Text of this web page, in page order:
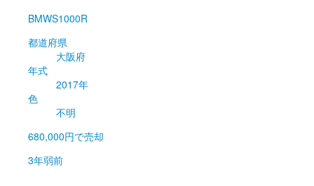
BMWS1000R
都道府県
大阪府
年式
2017年
色
不明
680,000円で売却
3年弱前